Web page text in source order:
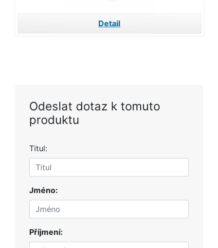
Detail
Odeslat dotaz k tomuto
produktu
Titul:
Jméno:
Příjmení: